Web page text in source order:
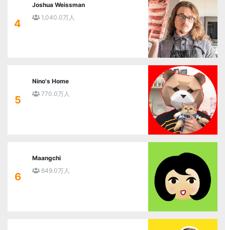
4
Joshua Weissman
1,040.0万人
5
Nino's Home
770.0万人
6
Maangchi
649.0万人